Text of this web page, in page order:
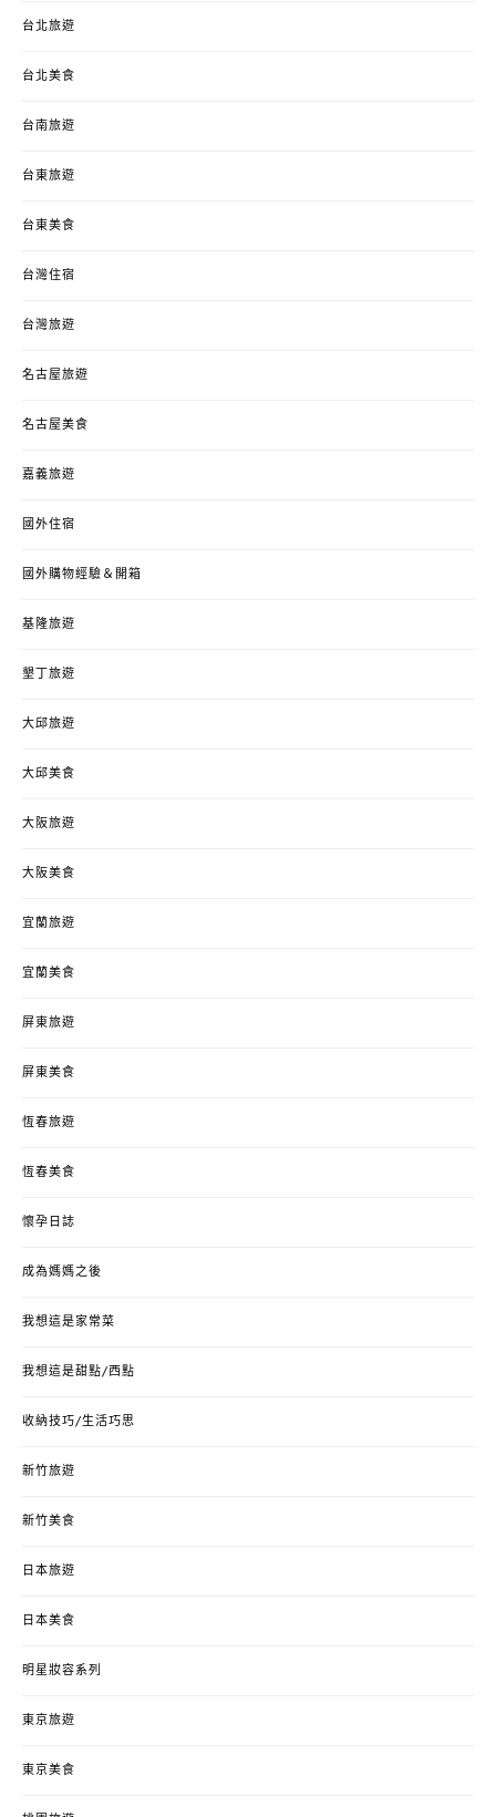
台北旅遊
台北美食
台南旅遊
台東旅遊
台東美食
台灣住宿
台灣旅遊
名古屋旅遊
名古屋美食
嘉義旅遊
國外住宿
國外購物經驗＆開箱
基隆旅遊
墾丁旅遊
大邱旅遊
大邱美食
大阪旅遊
大阪美食
宜蘭旅遊
宜蘭美食
屏東旅遊
屏東美食
恆春旅遊
恆春美食
懷孕日誌
成為媽媽之後
我想這是家常菜
我想這是甜點/西點
收納技巧/生活巧思
新竹旅遊
新竹美食
日本旅遊
日本美食
明星妝容系列
東京旅遊
東京美食